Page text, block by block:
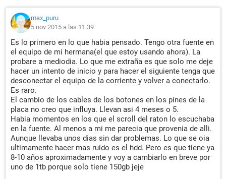
max_puru
5 nov 2015 a las 11:39
Es lo primero en lo que habia pensado. Tengo otra fuente en
el equipo de mi hermana(el que estoy usando ahora). La
probare a mediodia. Lo que me extraña es que solo me deje
hacer un intento de inicio y para hacer el siguiente tenga que
desconectar el equipo de la corriente y volver a conectarlo.
Es raro.
El cambio de los cables de los botones en los pines de la
placa no creo que influya. Llevan asi 4 meses o 5.
Habia momentos en los que el scroll del raton lo escuchaba
en la fuente. Al menos a mi me parecia que provenia de alli.
Aunque llevaba unos dias sin dar problemas. Lo que se oia
ultimamente hacer mas ruido es el hdd. Pero es que tiene ya
8-10 años aproximadamente y voy a cambiarlo en breve por
uno de 1tb porque solo tiene 150gb jeje